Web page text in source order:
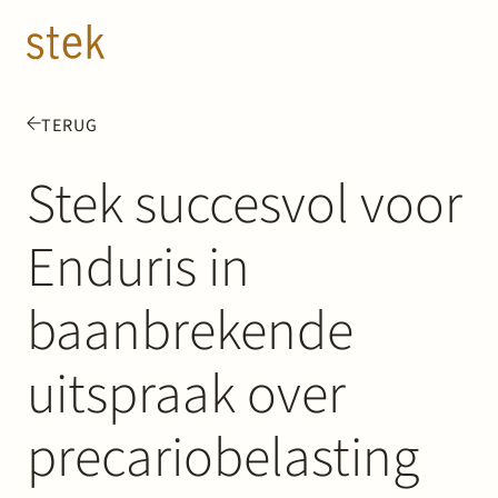
TERUG
Stek succesvol voor
Enduris in
baanbrekende
uitspraak over
precariobelasting
Mensen
Expertise
Over ons
Track record
News & Insights
Contact